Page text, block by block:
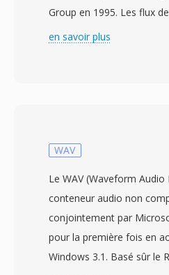
Group en 1995. Les flux
conçus pour les
188 octets, chacun
synchronisation,
d&#039;erreur et
Cette structuré en
recepteurs de se
en savoir plus
WAV
Le WAV (Waveform
conteneur audio non
conjointement par
pour la première fois en
Windows 3.1. Basé sûr le